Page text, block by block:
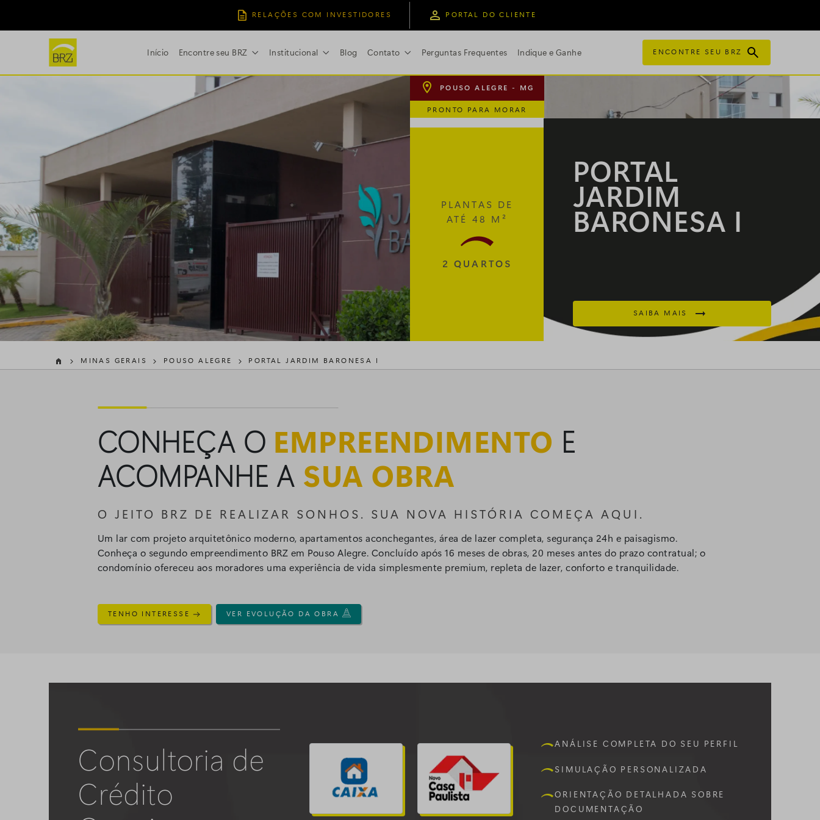
RELAÇÕES COM INVESTIDORES PORTAL DO CLIENTE
Início Encontre seu BRZ Institucional Blog Contato Perguntas Frequentes Indique e Ganhe ENCONTRE SEU BRZ
 POUSO ALEGRE - MG
PRONTO PARA MORAR
PLANTAS DE
ATÉ 48 M²
2 QUARTOS
PORTAL
JARDIM
BARONESA I
SAIBA MAIS 
 MINAS GERAIS  POUSO ALEGRE  PORTAL JARDIM BARONESA I
CONHEÇA O EMPREENDIMENTO E
ACOMPANHE A SUA OBRA
O JEITO BRZ DE REALIZAR SONHOS. SUA NOVA HISTÓRIA COMEÇA AQUI.
Um lar com projeto arquitetônico moderno, apartamentos aconchegantes, área de lazer completa, segurança 24h e paisagismo.
Conheça o segundo empreendimento BRZ em Pouso Alegre. Concluído após 16 meses de obras, 20 meses antes do prazo contratual; o
condomínio ofereceu aos moradores uma experiência de vida simplesmente premium, repleta de lazer, conforto e tranquilidade.
TENHO INTERESSE VER EVOLUÇÃO DA OBRA
Consultoria de
Crédito
ANÁLISE COMPLETA DO SEU PERFIL
SIMULAÇÃO PERSONALIZADA
ORIENTAÇÃO DETALHADA SOBRE
DOCUMENTAÇÃO